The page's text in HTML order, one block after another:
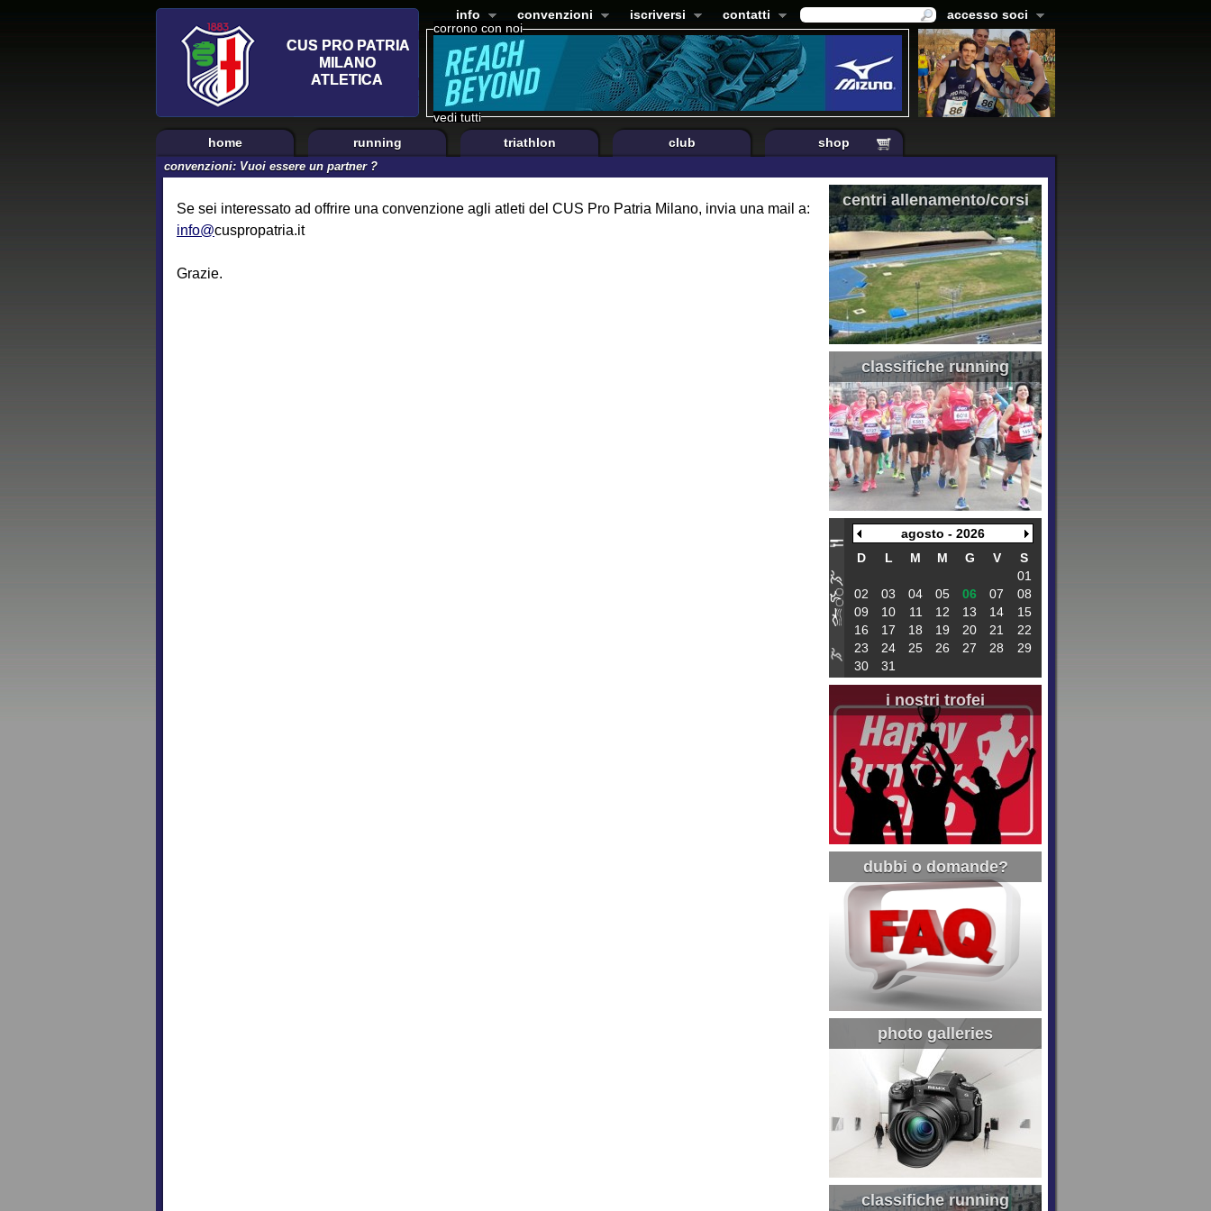
corrono con noi
vedi tutti
info convenzioni iscriversi contatti accesso soci
home running triathlon club shop
convenzioni: Vuoi essere un partner ?
Se sei interessato ad offrire una convenzione agli atleti del CUS Pro Patria Milano, invia una mail a:
info@cuspropatria.it
Grazie.
centri allenamento/corsi
classifiche running
agosto - 2026
D
L M M G V
S
01
02
03 04 05 06 07
08
09
10 11 12 13 14
15
16
17 18 19 20 21
22
23
24 25 26 27 28
29
30
31
i nostri trofei
dubbi o domande?
photo galleries
classifiche running